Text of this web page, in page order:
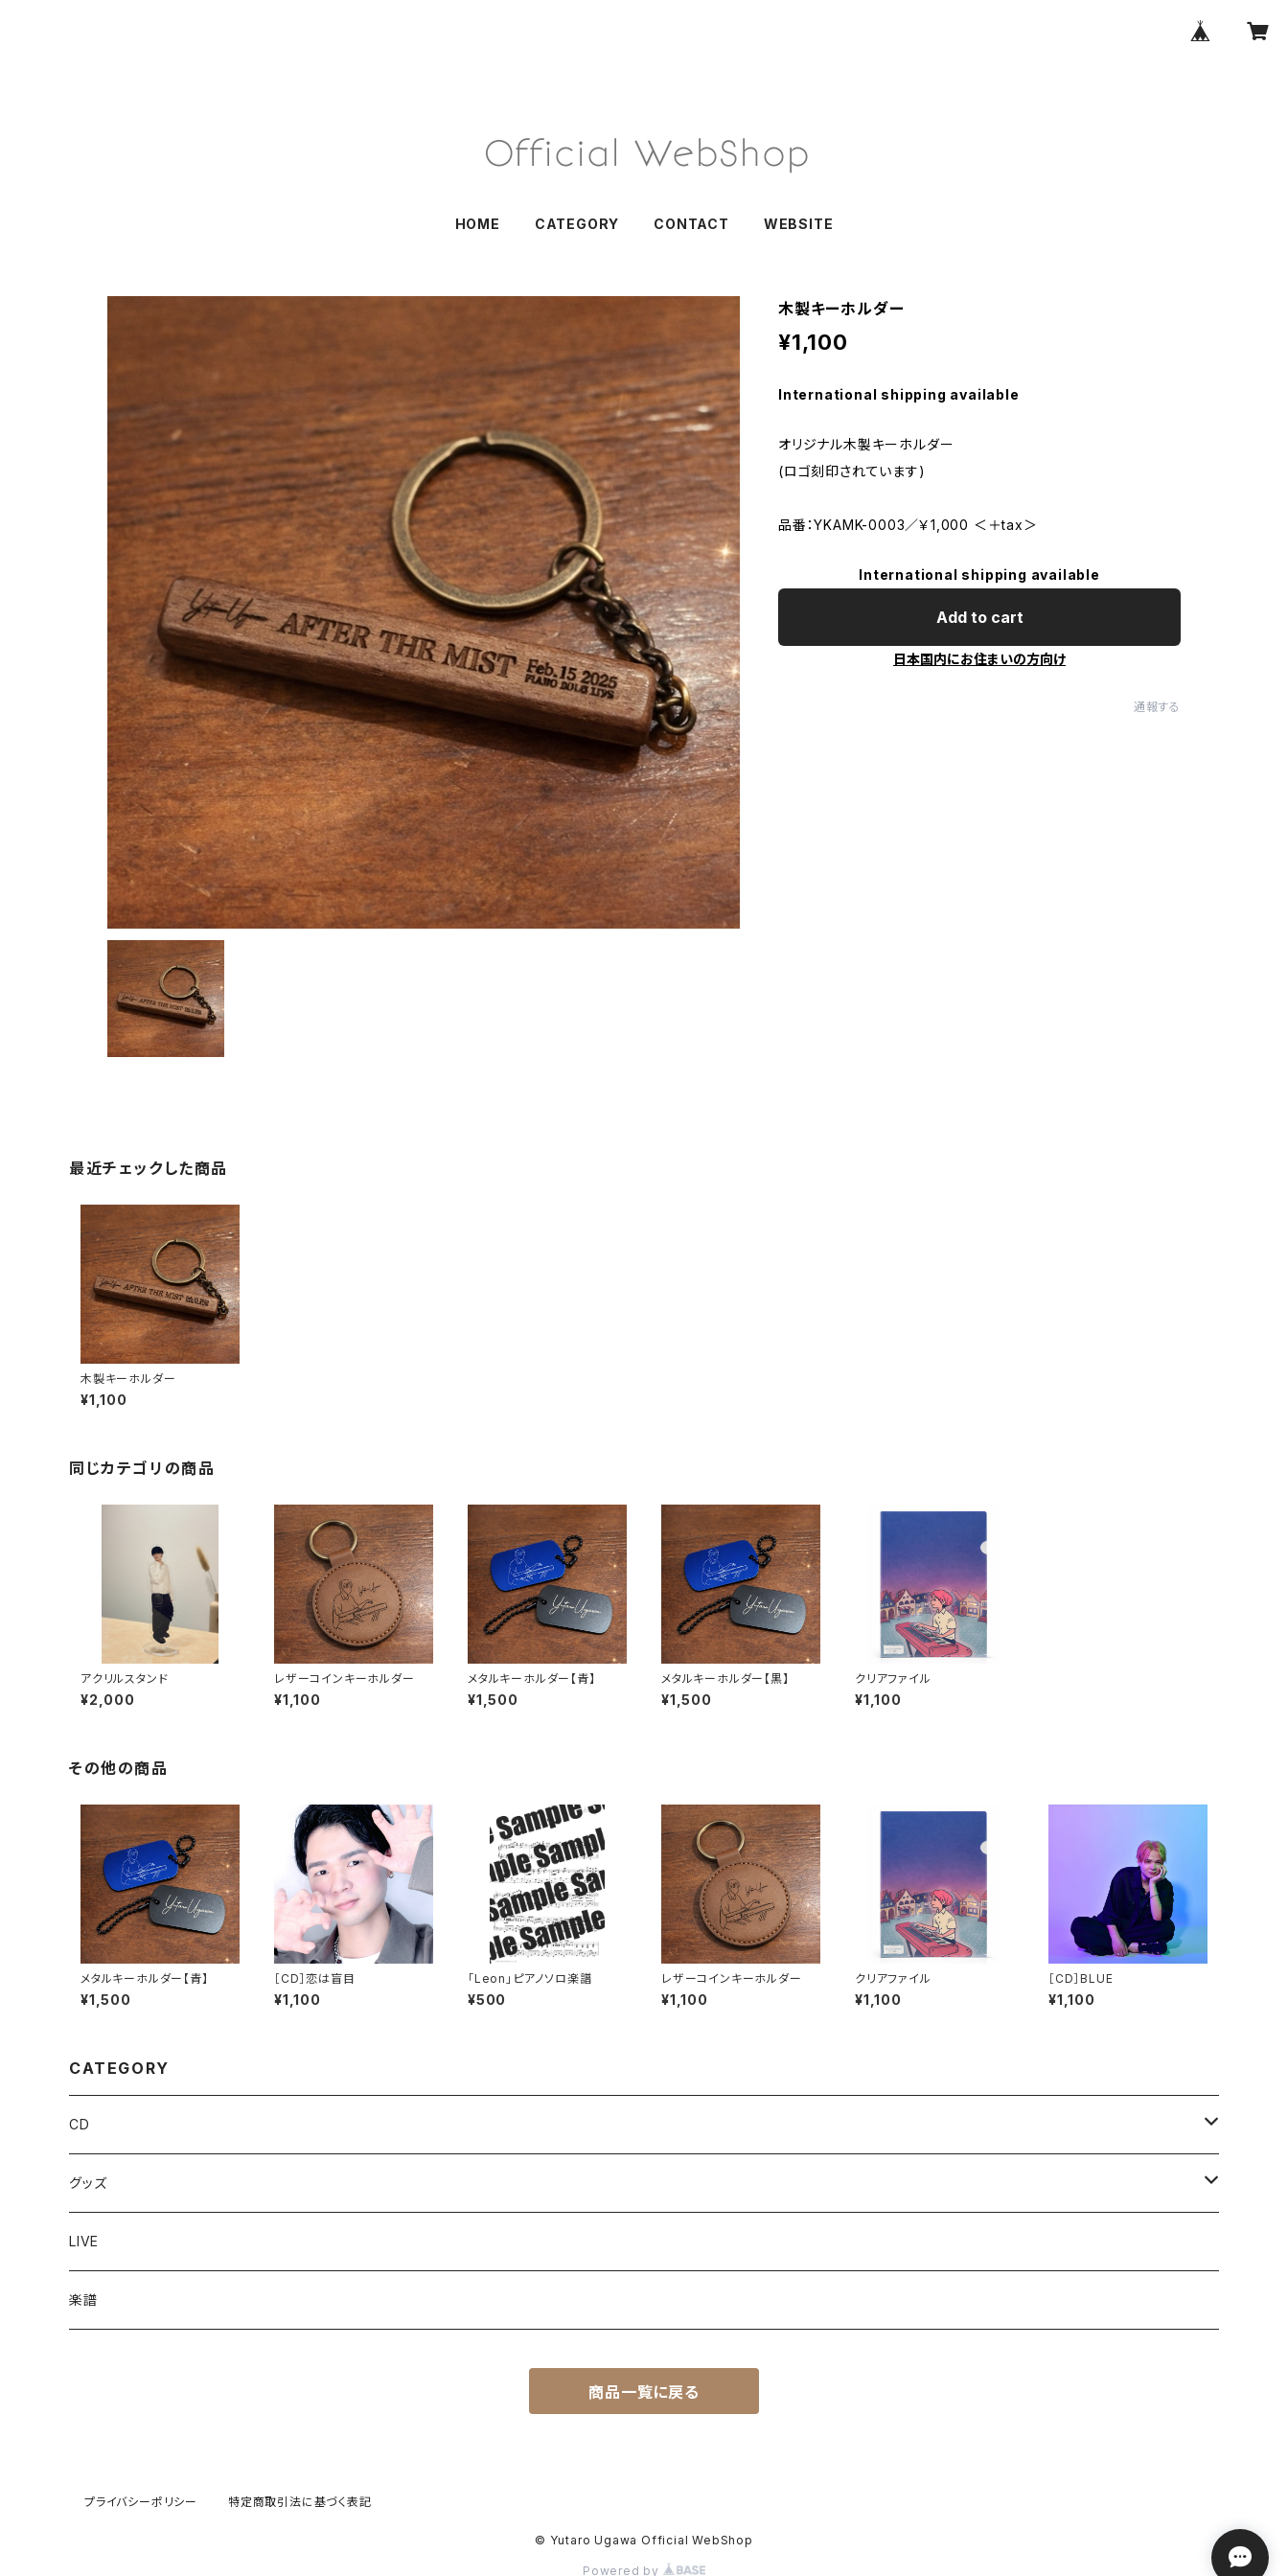
HOME CATEGORY CONTACT WEBSITE
木製キーホルダー
¥1,100
International shipping available
オリジナル木製キーホルダー
(ロゴ刻印されています)
品番：YKAMK-0003／￥1,000 ＜＋tax＞
International shipping available
Add to cart
日本国内にお住まいの方向け
通報する
最近チェックした商品
木製キーホルダー
¥1,100
同じカテゴリの商品
アクリルスタンド
¥2,000
レザーコインキーホルダー
¥1,100
メタルキーホルダー【青】
¥1,500
メタルキーホルダー【黒】
¥1,500
クリアファイル
¥1,100
その他の商品
メタルキーホルダー【青】
¥1,500
［CD］恋は盲目
¥1,100
「Leon」ピアノソロ楽譜
¥500
レザーコインキーホルダー
¥1,100
クリアファイル
¥1,100
［CD］BLUE
¥1,100
CATEGORY
CD
シングルCD
ミニアルバムCD
グッズ
ポストカード
衣類
LIVE
楽譜
商品一覧に戻る
プライバシーポリシー 特定商取引法に基づく表記
© Yutaro Ugawa Official WebShop
Powered by